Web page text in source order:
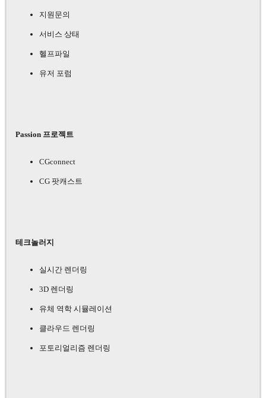
지원문의
서비스 상태
헬프파일
유저 포럼
Passion 프로젝트
CGconnect
CG 팟캐스트
테크놀러지
실시간 렌더링
3D 렌더링
유체 역학 시뮬레이션
클라우드 렌더링
포토리얼리즘 렌더링